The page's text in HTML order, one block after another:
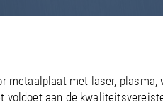
metaalplaat met laser,
voldoet aan de